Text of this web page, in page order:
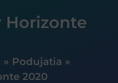
Horizonte
» Podujatia »
2020